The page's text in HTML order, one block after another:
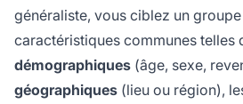
généraliste, vous ciblez un
caractéristiques communes telles
démographiques (âge, sexe,
géographiques (lieu ou région),